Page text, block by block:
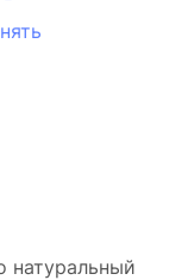
натуральный